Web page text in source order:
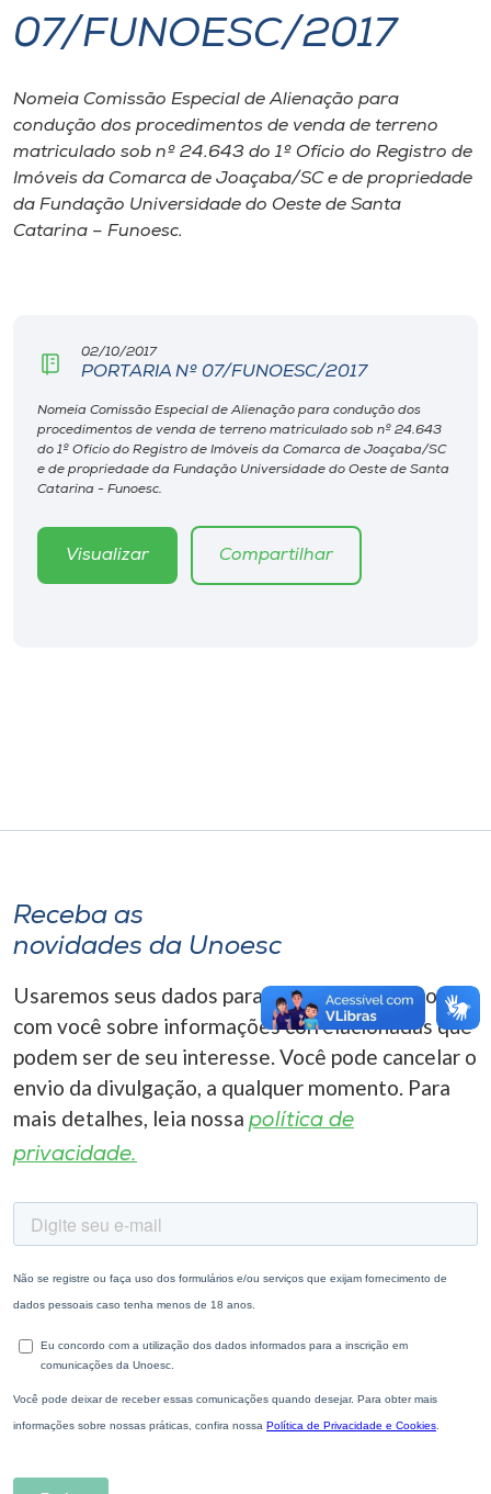
I.nova
Diplomados
Cultura
Editora
Rádio
07/FUNOESC/2017
Nomeia Comissão Especial de Alienação para
condução dos procedimentos de venda de terreno
matriculado sob nº 24.643 do 1º Ofício do Registro de
Imóveis da Comarca de Joaçaba/SC e de propriedade
da Fundação Universidade do Oeste de Santa
Catarina – Funoesc.
02/10/2017
PORTARIA Nº 07/FUNOESC/2017
Nomeia Comissão Especial de Alienação para condução dos
procedimentos de venda de terreno matriculado sob nº 24.643
do 1º Ofício do Registro de Imóveis da Comarca de Joaçaba/SC
e de propriedade da Fundação Universidade do Oeste de Santa
Catarina - Funoesc.
Visualizar Compartilhar
Receba as
novidades da Unoesc
Usaremos seus dados para entrar em contato
com você sobre informações correlacionadas que
podem ser de seu interesse. Você pode cancelar o
envio da divulgação, a qualquer momento. Para
mais detalhes, leia nossa política de
privacidade.